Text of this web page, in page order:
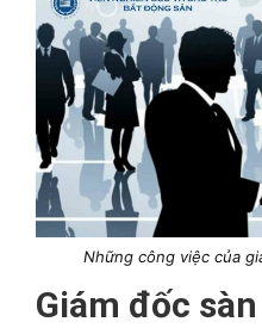
Những công việc của
Giám đốc